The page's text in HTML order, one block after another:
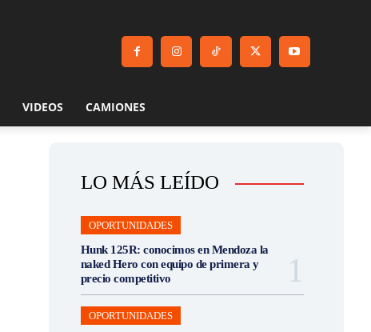
VIDEOS CAMIONES
LO MÁS LEÍDO
OPORTUNIDADES
Hunk 125R: conocimos en Mendoza la
naked Hero con equipo de primera y
precio competitivo
OPORTUNIDADES